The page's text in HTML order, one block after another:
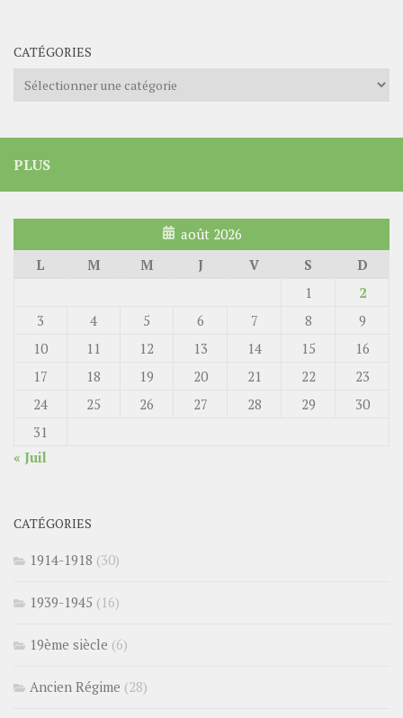
CATÉGORIES
Catégories
PLUS
août 2026
L
M M J V S
D
1
2
3
4 5 6 7 8
9
10
11 12 13 14 15
16
17
18 19 20 21 22
23
24
25 26 27 28 29
30
31
« Juil
CATÉGORIES
1914-1918 (30)
1939-1945 (16)
19ème siècle (6)
Ancien Régime (28)